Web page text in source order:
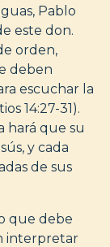
Pablo
este don.
orden,
deben
escuchar la
14:27-31).
hará que su
y cada
de sus
que debe
interpretar